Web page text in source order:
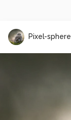
Pixel-sphere